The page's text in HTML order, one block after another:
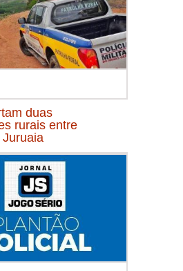
duas
rurais entre